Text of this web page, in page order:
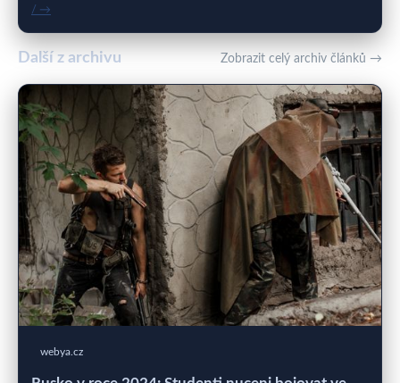
/ →
Další z archivu Zobrazit celý archiv článků →
webya.cz